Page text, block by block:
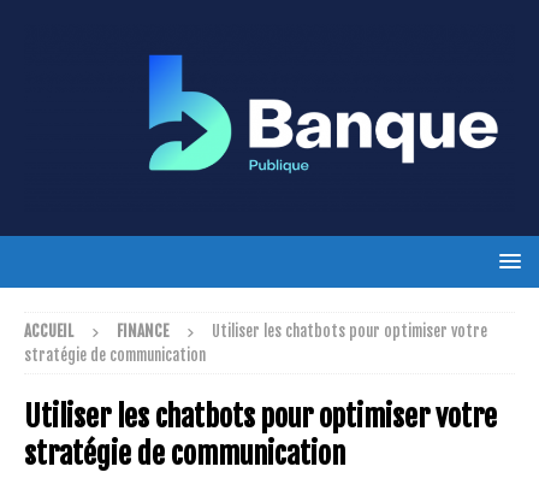
ACCUEIL FINANCE
Utiliser les chatbots pour optimiser votre
stratégie de communication
Utiliser les chatbots pour optimiser votre
stratégie de communication